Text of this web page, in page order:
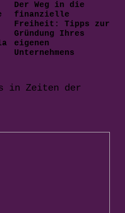
Der Weg in die
finanzielle
Freiheit: Tipps zur
Gründung Ihres
eigenen
Unternehmens
in Zeiten der